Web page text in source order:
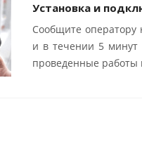
Установка и
Сообщите оператору
и в течении 5 минут
проведенные работы